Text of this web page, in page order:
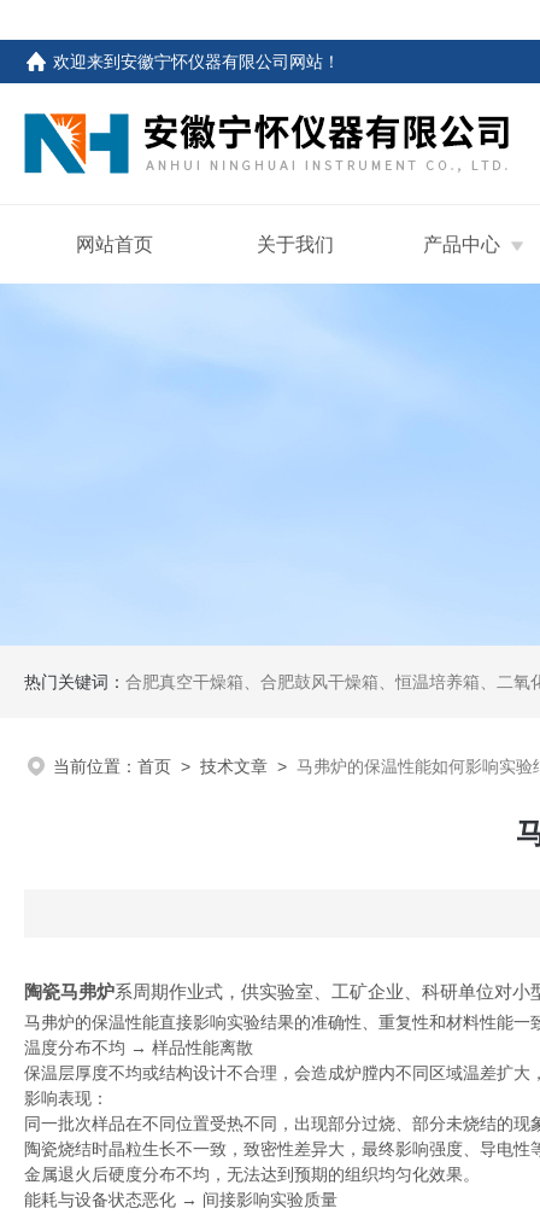
欢迎来到安徽宁怀仪器有限公司网站 ！
网站首页 关于我们 产品中心
热门关键词： 合肥真空干燥箱、合肥鼓风干燥箱、恒温培养箱、二氧化碳培养箱、恒温
当前位置： 首页 > 技术文章 > 马弗炉的保温性能如何影响实验
陶瓷马弗炉系周期作业式，供实验室、工矿企业、科研单位对
马弗炉的保温性能直接影响实验结果的准确性、重复性和材料性能
温度分布不均 → 样品性能离散
保温层厚度不均或结构设计不合理，会造成炉膛内不同区域温差扩大
‌影响表现‌：
同一批次样品在不同位置受热不同，出现部分过烧、部分未烧结的现
陶瓷烧结时晶粒生长不一致，致密性差异大，最终影响强度、导电性
金属退火后硬度分布不均，无法达到预期的组织均匀化效果。
能耗与设备状态恶化 → 间接影响实验质量